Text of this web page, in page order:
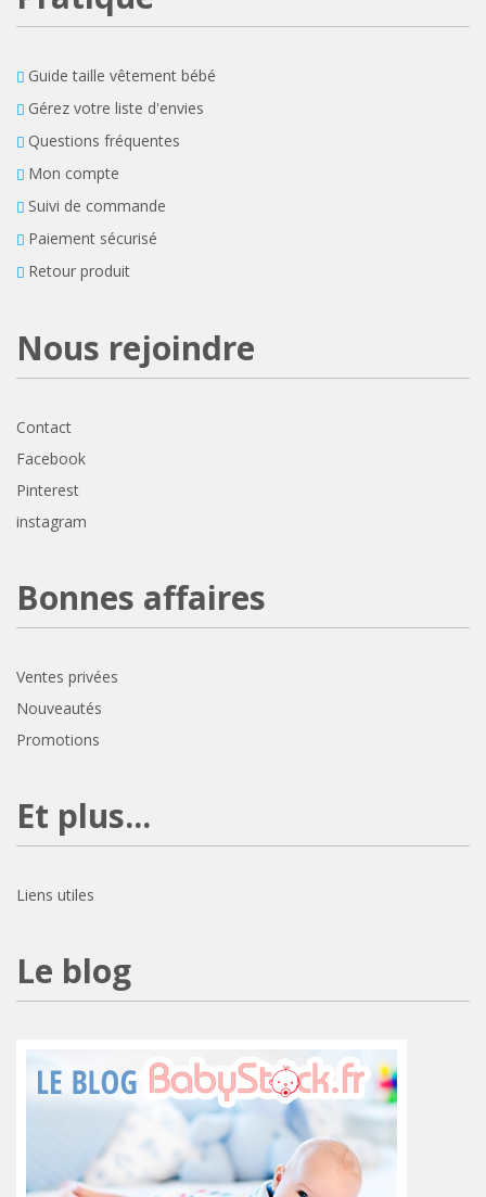
Guide taille vêtement bébé
Gérez votre liste d'envies
Questions fréquentes
Mon compte
Suivi de commande
Paiement sécurisé
Retour produit
Nous rejoindre
Contact
Facebook
Pinterest
instagram
Bonnes affaires
Ventes privées
Nouveautés
Promotions
Et plus...
Liens utiles
Le blog